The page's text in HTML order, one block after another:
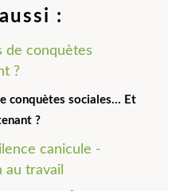
:
conquètes sociales... Et
?